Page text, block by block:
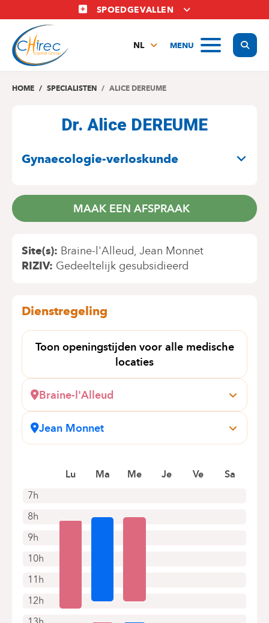
en
naar
inhoud
SPOEDGEVALLEN
MENU
NL
EN
HOME SPECIALISTEN ALICE DEREUME
Dr. Alice DEREUME
Gynaecologie-verloskunde
MAAK EEN AFSPRAAK
Site(s) Braine-l'Alleud Jean Monnet
RIZIV Gedeeltelijk gesubsidieerd
Dienstregeling
Toon openingstijden voor alle medische
locaties
Braine-l'Alleud
Wayez, 35
1420 Braine-l'Alleud
Jean Monnet
Avenue Jean Monnet, 12
Boek online een afspraak
7h
8h
9h
10h
11h
12h
Lu Ma Me Je Ve Sa